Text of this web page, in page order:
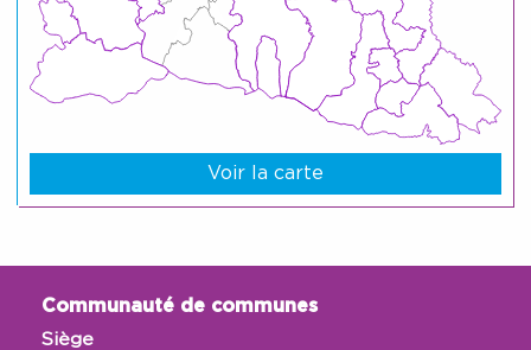
Voir la carte
Communauté de communes
Siège